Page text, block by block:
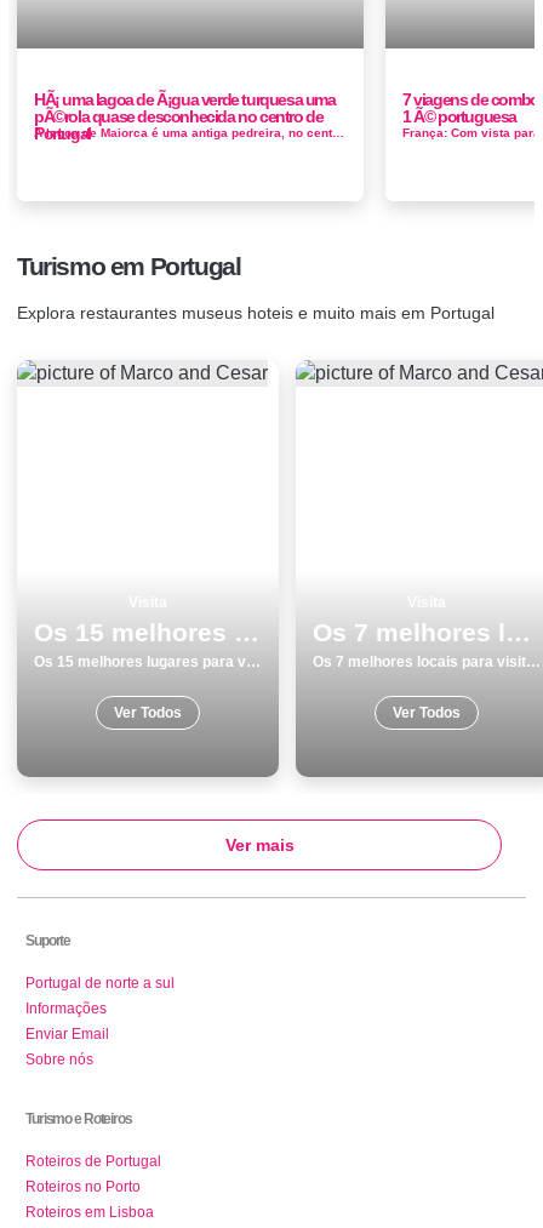
HÃ¡ uma lagoa de Ã¡gua verde turquesa uma
pÃ©rola quase desconhecida no centro de
Portugal
A lagoa de Maiorca é uma antiga pedreira, no centro de Portugal, no concelho da Figueira da Foz. A água é azul-esverdeada e parec...
7 viagens de
1 Ã© portuguesa
Turismo em Portugal
Explora restaurantes museus hoteis e muito mais em Portugal
Os 15 melhores lugares para visitar em Faro
Os 15 melhores lugares para visitar em Faro
Ver Todos
Os 7 melhores locais para visitar em Estremoz
Os 7 melhores locais para visitar em Estremoz
Ver Todos
Ver mais
Suporte
Portugal de norte a sul
Informações
Enviar Email
Sobre nós
Turismo e Roteiros
Roteiros de Portugal
Roteiros no Porto
Roteiros em Lisboa